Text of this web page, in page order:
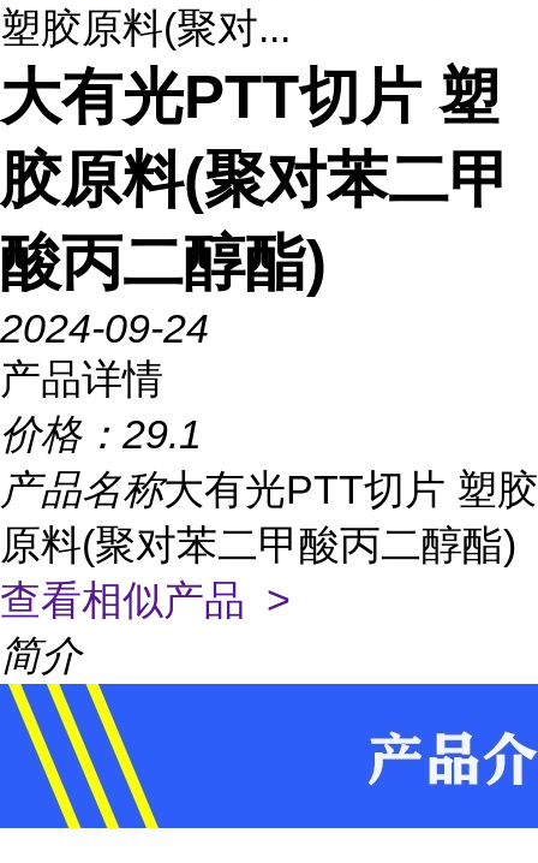
塑胶原料(聚对...
大有光PTT切片 塑
胶原料(聚对苯二甲
酸丙二醇酯)
2024-09-24
产品详情
价格： 29.1
产品名称大有光PTT切片 塑胶
原料(聚对苯二甲酸丙二醇酯)
查看相似产品 >
简介